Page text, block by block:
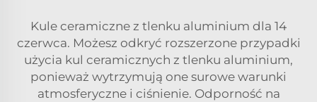
Kule ceramiczne z tlenku aluminium dla 14
czerwca. Możesz odkryć rozszerzone przypadki
użycia kul ceramicznych z tlenku aluminium,
ponieważ wytrzymują one surowe warunki
atmosferyczne i ciśnienie. Odporność na